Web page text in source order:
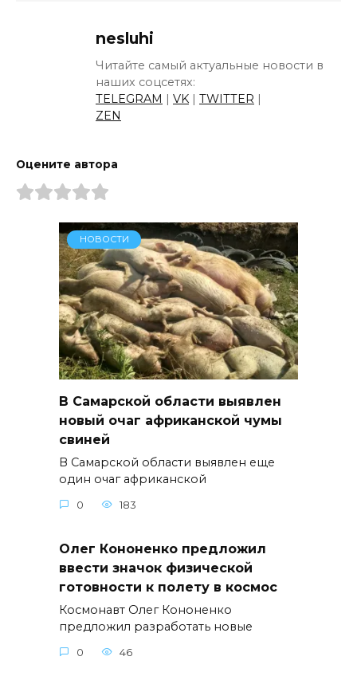
nesluhi
Читайте самый актуальные новости в
наших соцсетях:
TELEGRAM | VK | TWITTER |
ZEN
Оцените автора
НОВОСТИ
В Самарской области выявлен
новый очаг африканской чумы
свиней
В Самарской области выявлен еще
один очаг африканской
0 183
Олег Кононенко предложил
ввести значок физической
готовности к полету в космос
Космонавт Олег Кононенко
предложил разработать новые
0 46